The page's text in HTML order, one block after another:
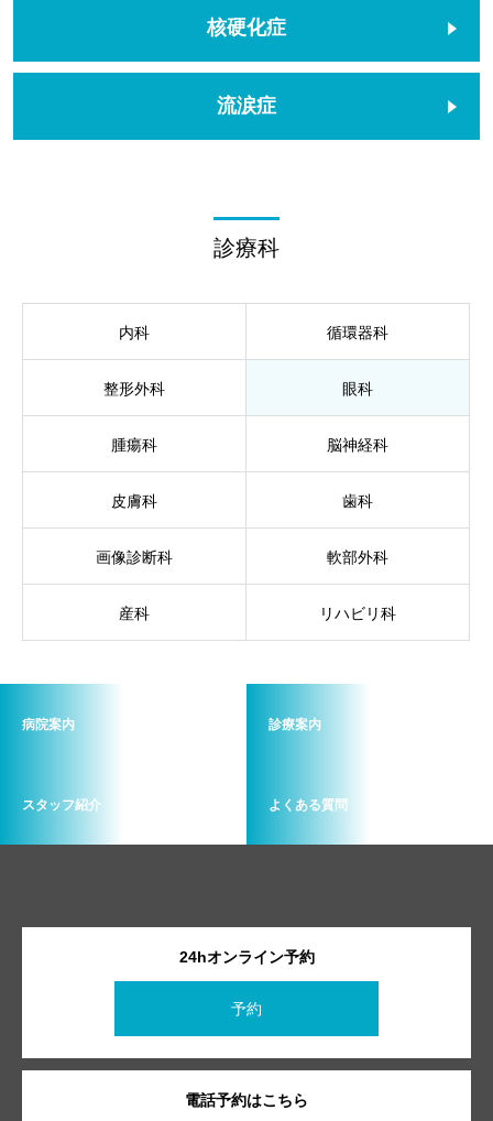
核硬化症
流涙症
診療科
内科 循環器科
整形外科 眼科
腫瘍科 脳神経科
皮膚科 歯科
画像診断科 軟部外科
産科 リハビリ科
病院案内 診療案内
スタッフ紹介 よくある質問
24hオンライン予約
予約
電話予約はこちら